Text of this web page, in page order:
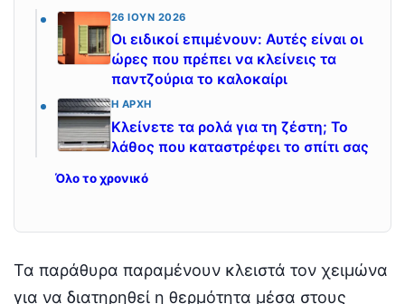
26 ΙΟΎΝ 2026
Οι ειδικοί επιμένουν: Αυτές είναι οι
ώρες που πρέπει να κλείνεις τα
παντζούρια το καλοκαίρι
Η ΑΡΧΉ
Κλείνετε τα ρολά για τη ζέστη; Το
λάθος που καταστρέφει το σπίτι σας
Όλο το χρονικό
Τα παράθυρα παραμένουν κλειστά τον χειμώνα
για να διατηρηθεί η θερμότητα μέσα στους